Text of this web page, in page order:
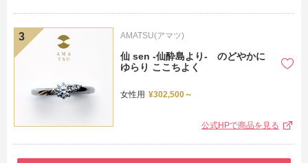
AMATSU(アマツ)
仙 sen -仙酔島より- のどやかに
ゆらり ここちよく
女性用 ¥302,500～
公式HPで商品を見る